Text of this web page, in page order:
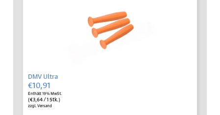
DMV Ultra
€10,91
Enthält 19% MwSt.
(€3,64/ 1 Stk.)
zzgl.Versand